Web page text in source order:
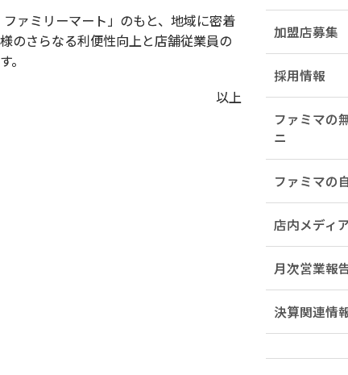
ァミリーマート」のもと、地域に密着
のさらなる利便性向上と店舗従業員の
。
以上
加盟店募集
採用情報
ファミマの
ニ
ファミマの
店内メディ
月次営業報
決算関連情